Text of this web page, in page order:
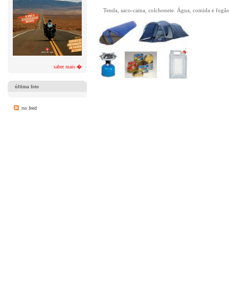
saber mais �
última foto
rss feed
Tenda, saco-cama, colchonete. Água, comida e